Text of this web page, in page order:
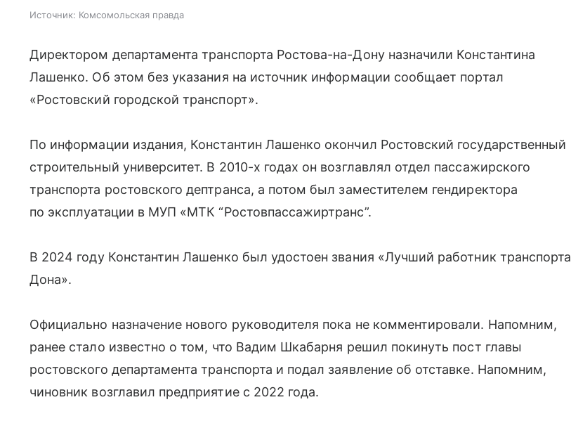
Источник: Комсомольская правда
Директором департамента транспорта Ростова-на-Дону назначили Константина
Лашенко. Об этом без указания на источник информации сообщает портал
«Ростовский городской транспорт».
По информации издания, Константин Лашенко окончил Ростовский государственный
строительный университет. В 2010-х годах он возглавлял отдел пассажирского
транспорта ростовского дептранса, а потом был заместителем гендиректора
по эксплуатации в МУП «МТК “Ростовпассажиртранс”.
В 2024 году Константин Лашенко был удостоен звания «Лучший работник транспорта
Дона».
Официально назначение нового руководителя пока не комментировали. Напомним,
ранее стало известно о том, что Вадим Шкабарня решил покинуть пост главы
ростовского департамента транспорта и подал заявление об отставке. Напомним,
чиновник возглавил предприятие с 2022 года.